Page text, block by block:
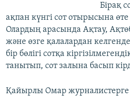
Бірақ
ақпан күнгі сот отырысына
Олардың арасында Ақтау,
және өзге қалалардан
бір бөлігі сотқа
танытып, сот залына басып
Қайырлы Омар журналистерге